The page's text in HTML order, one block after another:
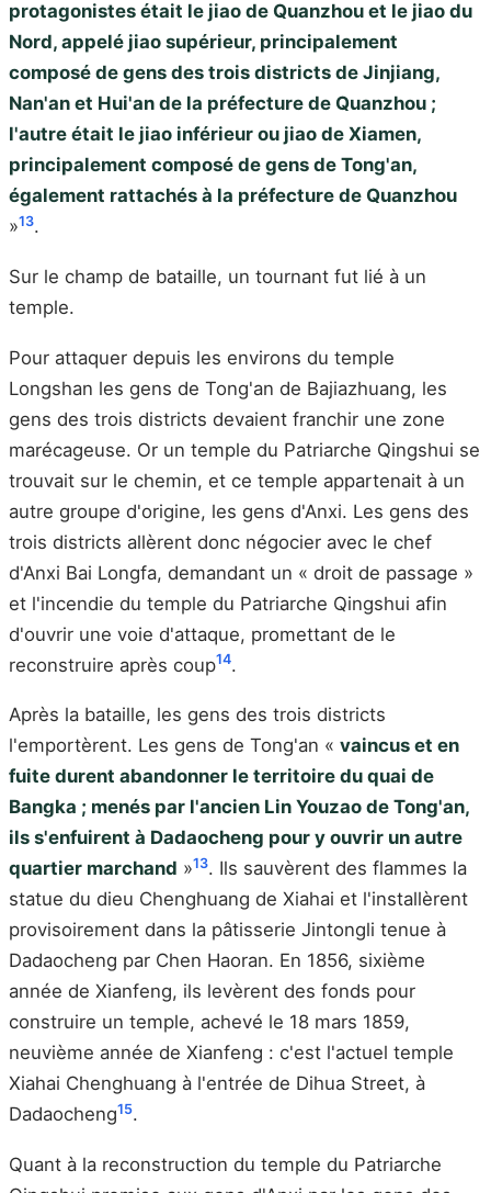
protagonistes était le jiao de Quanzhou et le jiao du
Nord, appelé jiao supérieur, principalement
composé de gens des trois districts de Jinjiang,
Nan'an et Hui'an de la préfecture de Quanzhou ;
l'autre était le jiao inférieur ou jiao de Xiamen,
principalement composé de gens de Tong'an,
également rattachés à la préfecture de Quanzhou
»13.
Sur le champ de bataille, un tournant fut lié à un
temple.
Pour attaquer depuis les environs du temple
Longshan les gens de Tong'an de Bajiazhuang, les
gens des trois districts devaient franchir une zone
marécageuse. Or un temple du Patriarche Qingshui se
trouvait sur le chemin, et ce temple appartenait à un
autre groupe d'origine, les gens d'Anxi. Les gens des
trois districts allèrent donc négocier avec le chef
d'Anxi Bai Longfa, demandant un « droit de passage »
et l'incendie du temple du Patriarche Qingshui afin
d'ouvrir une voie d'attaque, promettant de le
reconstruire après coup14.
Après la bataille, les gens des trois districts
l'emportèrent. Les gens de Tong'an « vaincus et en
fuite durent abandonner le territoire du quai de
Bangka ; menés par l'ancien Lin Youzao de Tong'an,
ils s'enfuirent à Dadaocheng pour y ouvrir un autre
quartier marchand »13. Ils sauvèrent des flammes la
statue du dieu Chenghuang de Xiahai et l'installèrent
provisoirement dans la pâtisserie Jintongli tenue à
Dadaocheng par Chen Haoran. En 1856, sixième
année de Xianfeng, ils levèrent des fonds pour
construire un temple, achevé le 18 mars 1859,
neuvième année de Xianfeng : c'est l'actuel temple
Xiahai Chenghuang à l'entrée de Dihua Street, à
Dadaocheng15.
Quant à la reconstruction du temple du Patriarche